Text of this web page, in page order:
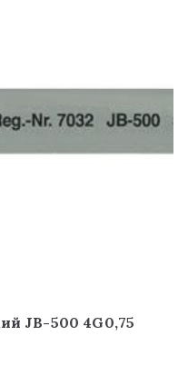
JB-500 4G0,75